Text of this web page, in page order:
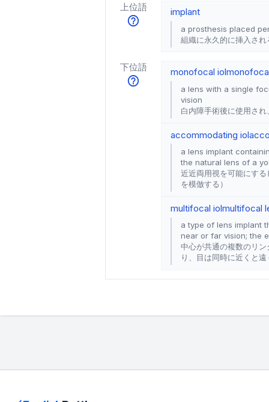
上位語
implant
a prosthesis placed
組織に永久的に挿入され
下位語 monofocal iol
a lens with a single
vision
白内障手術後に使用さ
accommodating iol
a lens implant
the natural lens of a
近近両用視を可能にす
を模倣する）
multifocal iolmultifocal
a type of lens implant
near or far vision; the
中心が共通の複数のリ
り、目は同時に近くと